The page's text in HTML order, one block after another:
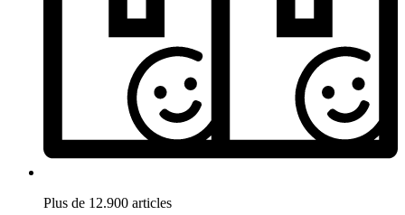
Plus de 12.900 articles